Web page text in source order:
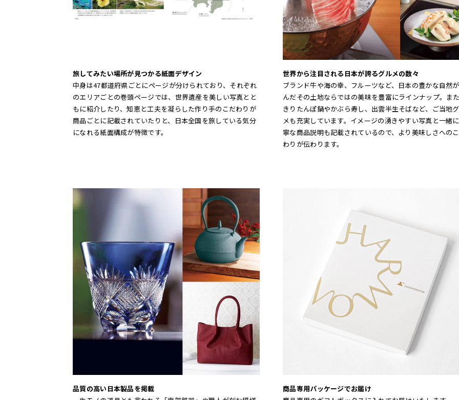
旅してみたい場所が見つかる紙面デザイン
中身は47都道府県ごとにページが分けられており、それぞれ
のエリアごとの巻頭ページでは、世界遺産を美しい写真とと
もに紹介したり、知恵と工夫を凝らした作り手のこだわりが
商品ごとに記載されていたりと、日本全国を旅している気分
になれる紙面構成が特徴です。
世界から注目される日本が誇るグルメの数々
ブランド牛や海の幸、フルーツなど、日本の豊かな自然
んだその土地ならではの美味を豊富にラインナップ。ま
きりたんぽ鍋やかぶら寿し、出雲半生そばなど、ご当地
メも充実しています。イメージの湧きやすい写真と一緒
寧な商品説明も記載されているので、より美味しさへの
わりが伝わります。
品質の高い日本製品を掲載
商品専用パッケージでお届け